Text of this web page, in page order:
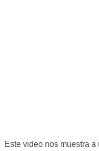
Este video nos muestra